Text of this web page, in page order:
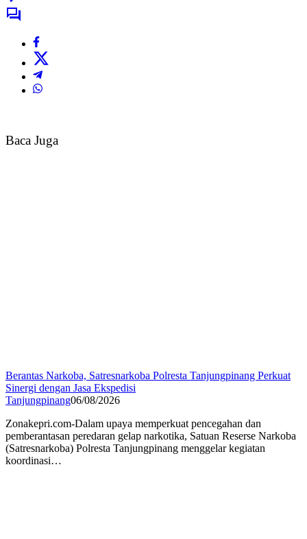
Baca Juga
Berantas Narkoba, Satresnarkoba Polresta Tanjungpinang Perkuat
Sinergi dengan Jasa Ekspedisi
Tanjungpinang06/08/2026
Zonakepri.com-Dalam upaya memperkuat pencegahan dan
pemberantasan peredaran gelap narkotika, Satuan Reserse Narkoba
(Satresnarkoba) Polresta Tanjungpinang menggelar kegiatan
koordinasi…